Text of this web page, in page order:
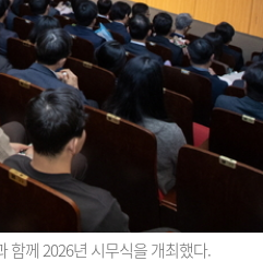
께 2026년 시무식을 개최했다.